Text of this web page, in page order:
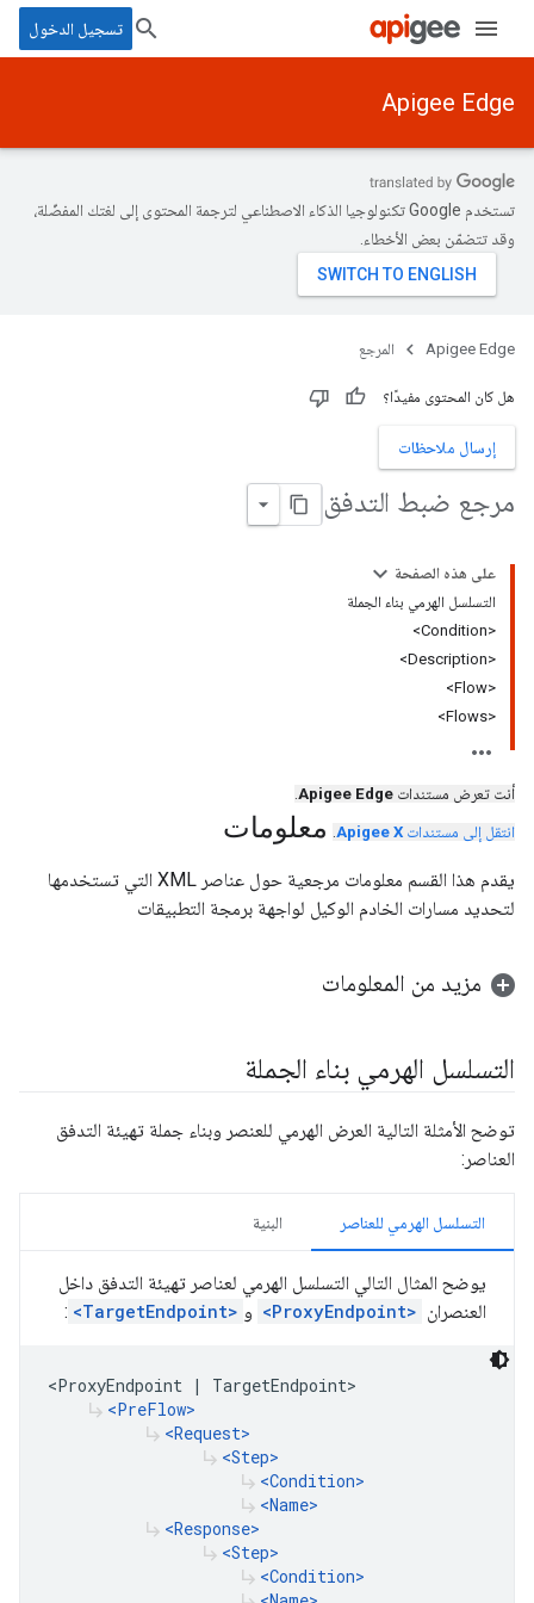
تسجيل الدخول
Apigee Edge
تستخدم Google تكنولوجيا الذكاء الاصطناعي لترجمة المحتوى إلى لغتك المفضّلة،
وقد تتضمّن بعض الأخطاء.
Apigee Edge المرجع
هل كان المحتوى مفيدًا؟
إرسال ملاحظات
مرجع ضبط التدفق
على هذه الصفحة
التسلسل الهرمي بناء الجملة
<Condition>
<Description>
<Flow>
<Flows>
أنت تعرض مستندات Apigee Edge
.
انتقل إلى مستندات Apigee X
. معلومات
يقدم هذا القسم معلومات مرجعية حول عناصر XML التي تستخدمها
لتحديد مسارات الخادم الوكيل لواجهة برمجة التطبيقات
مزيد من المعلومات
التسلسل الهرمي بناء الجملة
توضح الأمثلة التالية العرض الهرمي للعنصر وبناء جملة تهيئة التدفق
العناصر:
التسلسل الهرمي للعناصر البنية
يوضح المثال التالي التسلسل الهرمي لعناصر تهيئة التدفق داخل
العنصران <ProxyEndpoint> و <TargetEndpoint>
:
<ProxyEndpoint | TargetEndpoint>
subdirectory_arrow_right <PreFlow>
subdirectory_arrow_right <Request>
subdirectory_arrow_right <Step>
subdirectory_arrow_right <Condition>
subdirectory_arrow_right <Name>
subdirectory_arrow_right <Response>
subdirectory_arrow_right <Step>
subdirectory_arrow_right <Condition>